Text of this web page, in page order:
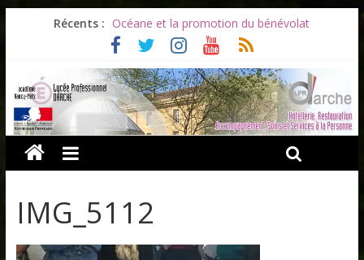
Récents : Océane et la promotion du bénévolat
Bonnes vacances à tous !
Infos rentrée septembre 2026
Soirée d’adieux au Lycée Darche
Les ULiS en haut du podium
IMG_5112